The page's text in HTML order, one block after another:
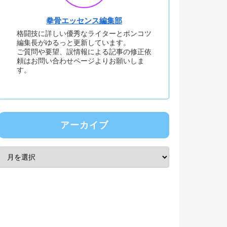
拳骨エッセンス編集部
格闘技に詳しい優秀なライターとポンコツ
編集長がゆるっと更新しています。
ご質問や要望、誤情報による記事の修正依
頼はお問い合わせページよりお願いしま
す。
アーカイブ